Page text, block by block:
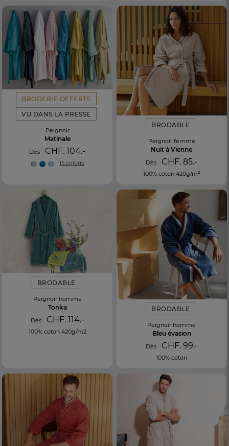
BRODERIE OFFERTE
VU DANS LA PRESSE
Peignoir
Matinale
Dès CHF. 104.-
15 coloris
BRODABLE
Peignoir femme
Nuit à Vienne
Dès CHF. 85.-
100% coton 420g/m²
BRODABLE
Peignoir homme
Tonka
Dès CHF. 114.-
100% coton 420g/m2
BRODABLE
Peignoir homme
Bleu évasion
Dès CHF. 99.-
100% coton